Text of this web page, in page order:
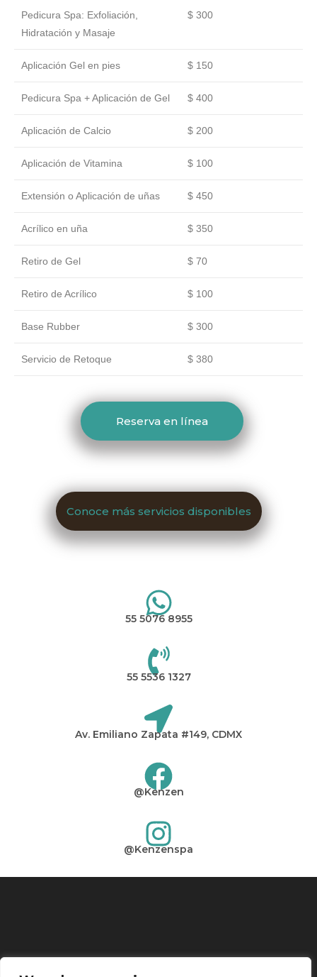
Pedicura Spa: Exfoliación,
Hidratación y Masaje
$ 300
Aplicación Gel en pies $ 150
Pedicura Spa + Aplicación de Gel $ 400
Aplicación de Calcio $ 200
Aplicación de Vitamina $ 100
Extensión o Aplicación de uñas $ 450
Acrílico en uña $ 350
Retiro de Gel $ 70
Retiro de Acrílico $ 100
Base Rubber $ 300
Servicio de Retoque $ 380
Reserva en línea
Conoce más servicios disponibles
55 5076 8955
55 5536 1327
Av. Emiliano Zapata #149, CDMX
@Kenzen
@Kenzenspa